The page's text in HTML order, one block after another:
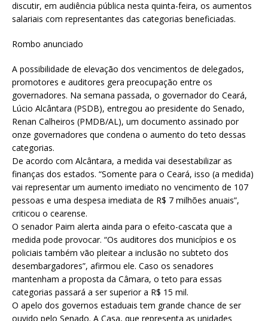
discutir, em audiência pública nesta quinta-feira, os aumentos
salariais com representantes das categorias beneficiadas.
Rombo anunciado
A possibilidade de elevação dos vencimentos de delegados,
promotores e auditores gera preocupação entre os
governadores. Na semana passada, o governador do Ceará,
Lúcio Alcântara (PSDB), entregou ao presidente do Senado,
Renan Calheiros (PMDB/AL), um documento assinado por
onze governadores que condena o aumento do teto dessas
categorias.
De acordo com Alcântara, a medida vai desestabilizar as
finanças dos estados. “Somente para o Ceará, isso (a medida)
vai representar um aumento imediato no vencimento de 107
pessoas e uma despesa imediata de R$ 7 milhões anuais”,
criticou o cearense.
O senador Paim alerta ainda para o efeito-cascata que a
medida pode provocar. “Os auditores dos municípios e os
policiais também vão pleitear a inclusão no subteto dos
desembargadores”, afirmou ele. Caso os senadores
mantenham a proposta da Câmara, o teto para essas
categorias passará a ser superior a R$ 15 mil.
O apelo dos governos estaduais tem grande chance de ser
ouvido pelo Senado. A Casa, que representa as unidades